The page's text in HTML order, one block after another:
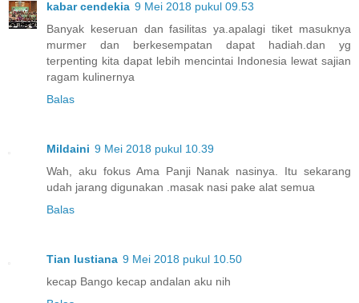
kabar cendekia 9 Mei 2018 pukul 09.53
Banyak keseruan dan fasilitas ya.apalagi tiket masuknya
murmer dan berkesempatan dapat hadiah.dan yg
terpenting kita dapat lebih mencintai Indonesia lewat sajian
ragam kulinernya
Balas
Mildaini 9 Mei 2018 pukul 10.39
Wah, aku fokus Ama Panji Nanak nasinya. Itu sekarang
udah jarang digunakan .masak nasi pake alat semua
Balas
Tian lustiana 9 Mei 2018 pukul 10.50
kecap Bango kecap andalan aku nih